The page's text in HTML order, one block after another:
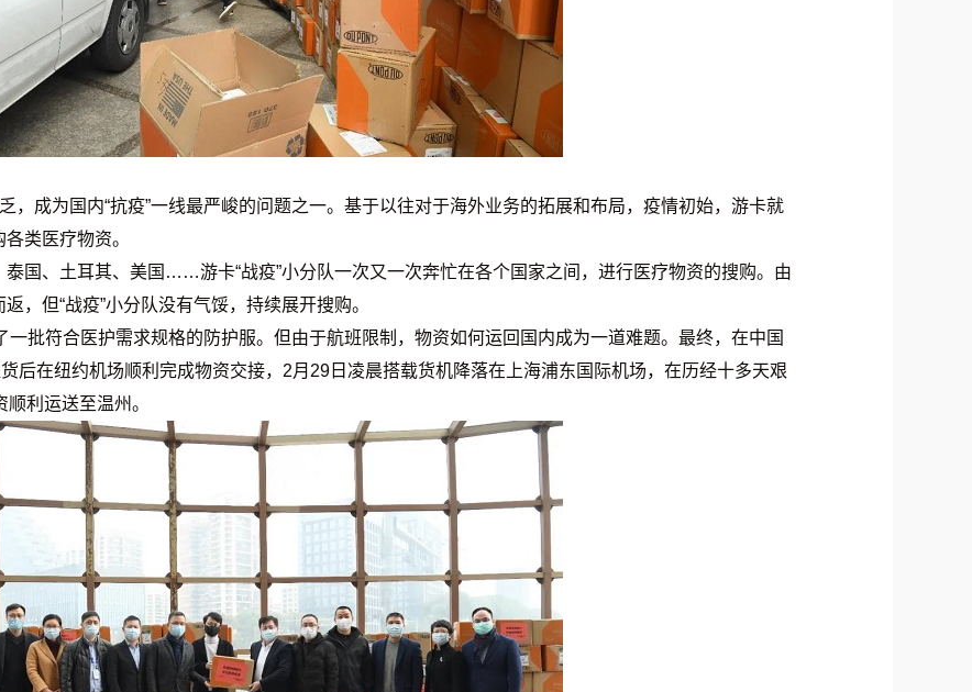
，成为国内“抗疫”一线最严峻的问题之一。基于以往对于海外业务的拓展和布局，疫情初始，游卡就
类医疗物资。
国、土耳其、美国……游卡“战疫”小分队一次又一次奔忙在各个国家之间，进行医疗物资的搜购。由
，但“战疫”小分队没有气馁，持续展开搜购。
一批符合医护需求规格的防护服。但由于航班限制，物资如何运回国内成为一道难题。最终，在中国
后在纽约机场顺利完成物资交接，2月29日凌晨搭载货机降落在上海浦东国际机场，在历经十多天艰
利运送至温州。